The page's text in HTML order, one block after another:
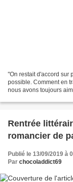
"On restait d'accord sur
possible. Comment en
nous avons toujours
Rentrée
romancier de
Publié le 13/09/2019 à
Par chocoladdict69